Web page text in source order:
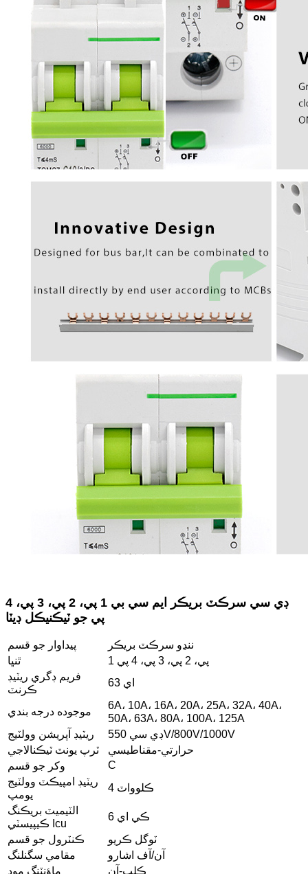
ڊي سي سرڪٽ بريڪر ايم سي بي 1 پي، 2 پي، 3 پي، 4
پي جو ٽيڪنيڪل ڊيٽا
پيداوار جو قسم
ننڍو سرڪٽ بريڪر
ٿنڀا
1 پي، 2 پي، 3 پي، 4 پي
فريم ڊگري ريٽيڊ
ڪرنٽ
63 اي
موجوده درجه بندي
6A، 10A، 16A، 20A، 25A، 32A، 40A،
50A، 63A، 80A، 100A، 125A
ريٽيڊ آپريشن وولٽيج
ڊي سي 550V/800V/1000V
ٽرپ يونٽ ٽيڪنالاجي
حرارتي-مقناطيسي
وکر جو قسم
C
ريٽيڊ امپيڪٽ وولٽيج
يومپ
4 ڪلوواٽ
الٽيميٽ بريڪنگ
ڪيپيسٽي Icu
6 ڪي اي
ڪنٽرول جو قسم
ٽوگل ڪريو
مقامي سگنلنگ
آن/آف اشارو
ماؤنٽنگ موڊ
ڪلپ-آن